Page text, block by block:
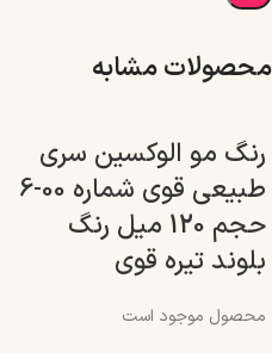
محصولات مشابه
رنگ مو الوکسین سری
طبیعی قوی شماره 00-6
حجم 120 میل رنگ
بلوند تیره قوی
محصول موجود است